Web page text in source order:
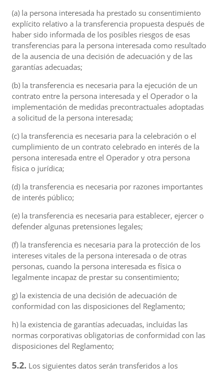
(a) la persona interesada ha prestado su consentimiento
explícito relativo a la transferencia propuesta después de
haber sido informada de los posibles riesgos de esas
transferencias para la persona interesada como resultado
de la ausencia de una decisión de adecuación y de las
garantías adecuadas;
(b) la transferencia es necesaria para la ejecución de un
contrato entre la persona interesada y el Operador o la
implementación de medidas precontractuales adoptadas
a solicitud de la persona interesada;
(c) la transferencia es necesaria para la celebración o el
cumplimiento de un contrato celebrado en interés de la
persona interesada entre el Operador y otra persona
física o jurídica;
(d) la transferencia es necesaria por razones importantes
de interés público;
(e) la transferencia es necesaria para establecer, ejercer o
defender algunas pretensiones legales;
(f) la transferencia es necesaria para la protección de los
intereses vitales de la persona interesada o de otras
personas, cuando la persona interesada es física o
legalmente incapaz de prestar su consentimiento;
g) la existencia de una decisión de adecuación de
conformidad con las disposiciones del Reglamento;
h) la existencia de garantías adecuadas, incluidas las
normas corporativas obligatorias de conformidad con las
disposiciones del Reglamento;
5.2. Los siguientes datos serán transferidos a los